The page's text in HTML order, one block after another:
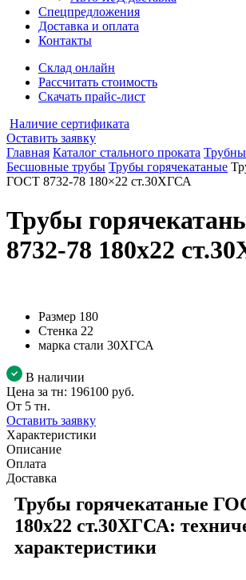
Спецпредложения
Доставка и оплата
Контакты
Склад онлайн
Рассчитать стоимость
Скачать прайс-лист
Наличие сертификата
Оставить заявку
Главная Каталог стального проката
Бесшовные трубы Трубы горячекатаные
ГОСТ 8732-78 180×22 ст.30ХГСА
Трубы
8732-78 180x22
Размер 180
Стенка 22
марка стали 30ХГСА
В наличии
Цена за тн: 196100 руб.
От 5 тн.
Оставить заявку
Характеристики
Описание
Оплата
Доставка
Трубы горячекатаные
180x22 ст.30ХГСА:
характеристики